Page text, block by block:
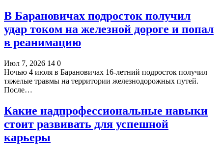
В Барановичах подросток получил
удар током на железной дороге и попал
в реанимацию
Июл 7, 2026 14 0
Ночью 4 июля в Барановичах 16-летний подросток получил
тяжелые травмы на территории железнодорожных путей.
После…
Какие надпрофессиональные навыки
стоит развивать для успешной
карьеры